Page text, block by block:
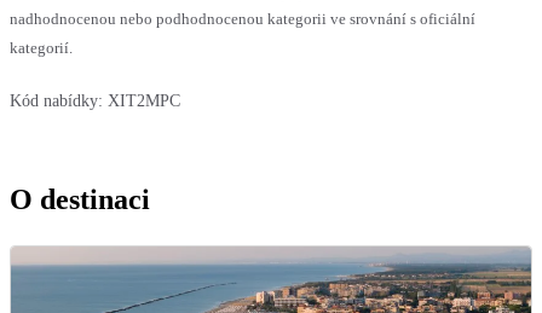
nadhodnocenou nebo podhodnocenou kategorii ve srovnání s oficiální
kategorií.
Kód nabídky: XIT2MPC
O destinaci